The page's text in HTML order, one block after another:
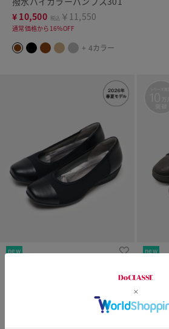
¥ 10,500 税込 ￥11,550
通常価格から16%OFF
+ 4カラー
new
+ 4カラー
new
651